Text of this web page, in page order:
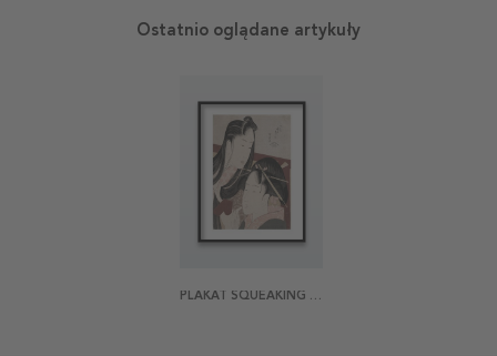
Ostatnio oglądane artykuły
PLAKAT SQUEAKING A GROUND CHERRY